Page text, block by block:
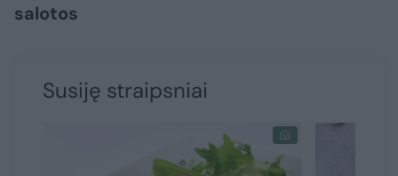
salotos
Susiję straipsniai